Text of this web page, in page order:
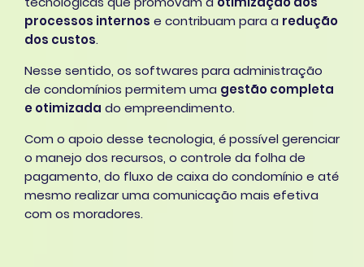
processos internos e contribuam para a redução
dos custos.
Nesse sentido, os softwares para administração
de condomínios permitem uma gestão completa
e otimizada do empreendimento.
Com o apoio desse tecnologia, é possível gerenciar
o manejo dos recursos, o controle da folha de
pagamento, do fluxo de caixa do condomínio e até
mesmo realizar uma comunicação mais efetiva
com os moradores.